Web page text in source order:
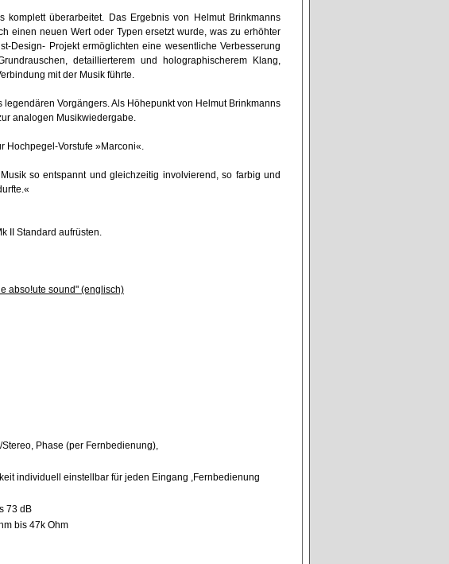
überarbeitet. Das Ergebnis von Helmut Brinkmanns
einen neuen Wert oder Typen ersetzt wurde, was zu erhöhter
Design- Projekt ermöglichten eine wesentliche Verbesserung
detaillierterem und holographischerem Klang,
mit der Musik führte.
Vorgängers. Als Höhepunkt von Helmut Brinkmanns
analogen Musikwiedergabe.
Hochpegel-Vorstufe »Marconi«.
so entspannt und gleichzeitig involvierend, so farbig und
II Standard aufrüsten.
abso!ute sound" (englisch)
Phase (per Fernbedienung),
individuell einstellbar für jeden Eingang ,Fernbedienung
73 dB
bis 47k Ohm